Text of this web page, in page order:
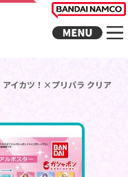
アイカツ！×プリパラ クリア